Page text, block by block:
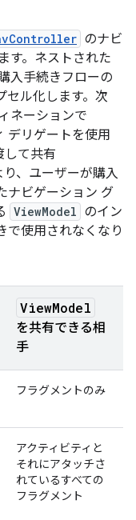
のナビ
す。ネストされた
入手続きフローの
セル化します。次
ネーションで
デリゲートを使用
して共有
、ユーザーが購入
ナビゲーション グ
ViewModel のイン
で使用されなくなり
ViewModel
を共有できる相
手
フラグメントのみ
アクティビティと
それにアタッチさ
れているすべての
フラグメント